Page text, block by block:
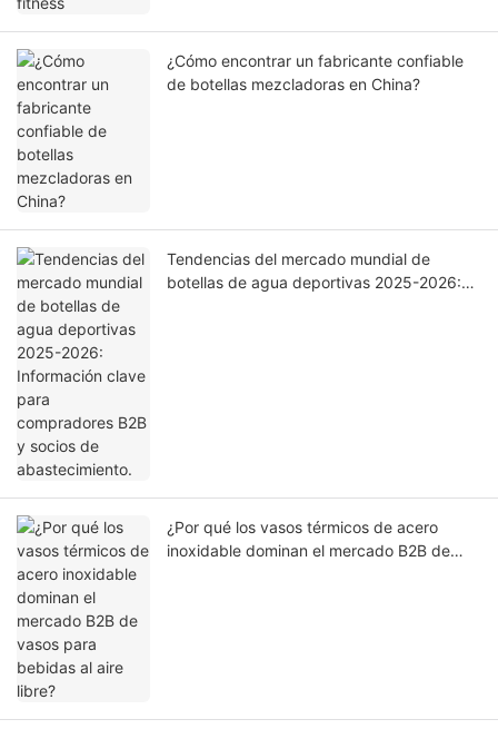
¿Cómo encontrar un fabricante confiable
de botellas mezcladoras en China?
Tendencias del mercado mundial de
botellas de agua deportivas 2025-2026:
¿Por qué los vasos térmicos de acero
inoxidable dominan el mercado B2B de